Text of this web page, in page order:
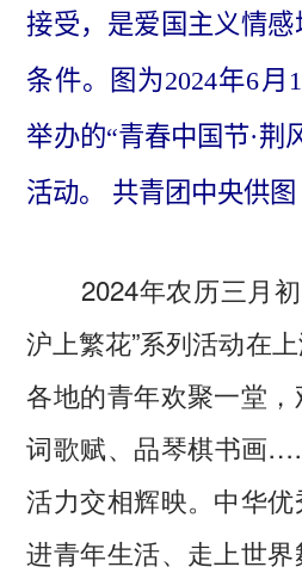
接受，是爱国主义情
条件。图为2024年6月
举办的“青春中国节·荆
活动。 共青团中央供图
2024年农历三月初
沪上繁花”系列活动在
各地的青年欢聚一堂
词歌赋、品琴棋书画
活力交相辉映。中华
进青年生活、走上世